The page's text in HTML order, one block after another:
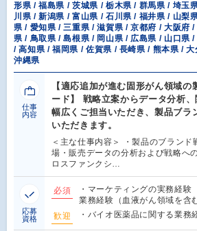
形県 / 福島県 / 茨城県 / 栃木県 / 群馬県 / 埼玉
川県 / 新潟県 / 富山県 / 石川県 / 福井県 / 山梨
県 / 愛知県 / 三重県 / 滋賀県 / 京都府 / 大阪府
県 / 鳥取県 / 島根県 / 岡山県 / 広島県 / 山口県
/ 高知県 / 福岡県 / 佐賀県 / 長崎県 / 熊本県 /
沖縄県
仕事
内容
【適応追加が進む固形がん領域の
ード】 戦略立案からデータ分析
幅広くご担当いただき、製品ブラ
いただきます。
＜主な仕事内容＞ ・製品のブランド
場・販売データの分析および戦略へ
ロスファンクシ…
応募
資格
必須
・マーケティングの実務経験
業務経験（血液がん領域を含
歓迎
・バイオ医薬品に関する業務